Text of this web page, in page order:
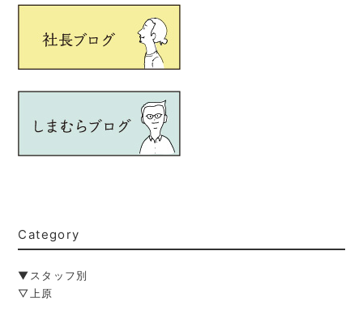
Category
▼スタッフ別
▽上原